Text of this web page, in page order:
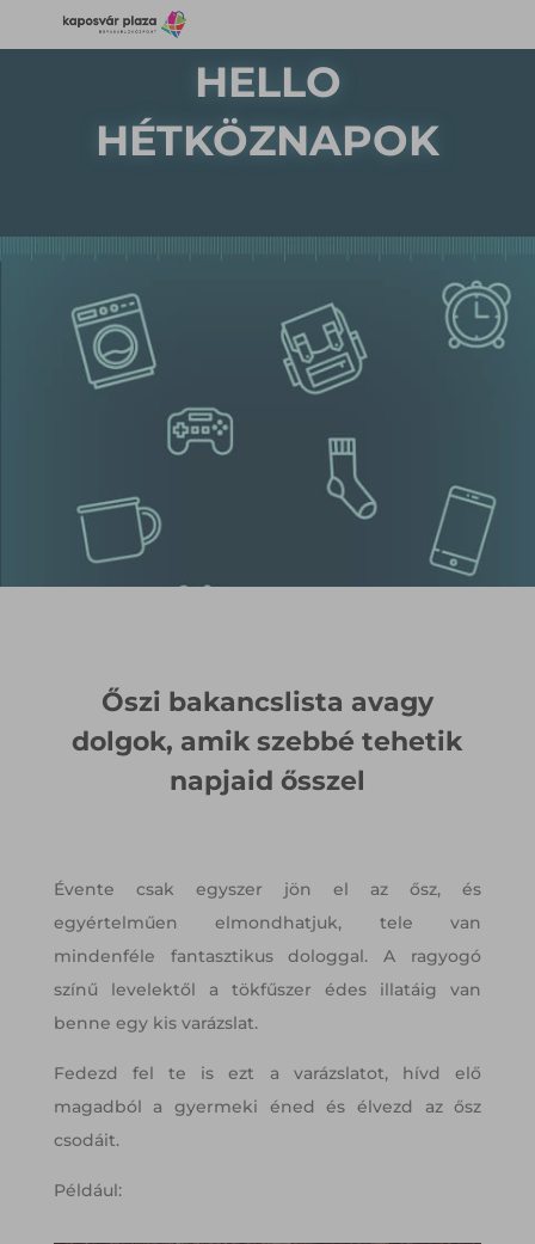
HELLO
HÉTKÖZNAPOK
Őszi bakancslista avagy
dolgok, amik szebbé tehetik
napjaid ősszel
Évente csak egyszer jön el az ősz, és
egyértelműen elmondhatjuk, tele van
mindenféle fantasztikus dologgal. A ragyogó
színű levelektől a tökfűszer édes illatáig van
benne egy kis varázslat.
Fedezd fel te is ezt a varázslatot, hívd elő
magadból a gyermeki éned és élvezd az ősz
csodáit.
Például: